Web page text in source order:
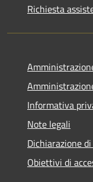
Richiesta
Informativa
Note legali
Dichiarazione
Obiettivi di